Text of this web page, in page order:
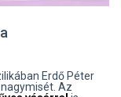
Erdő Péter
Az